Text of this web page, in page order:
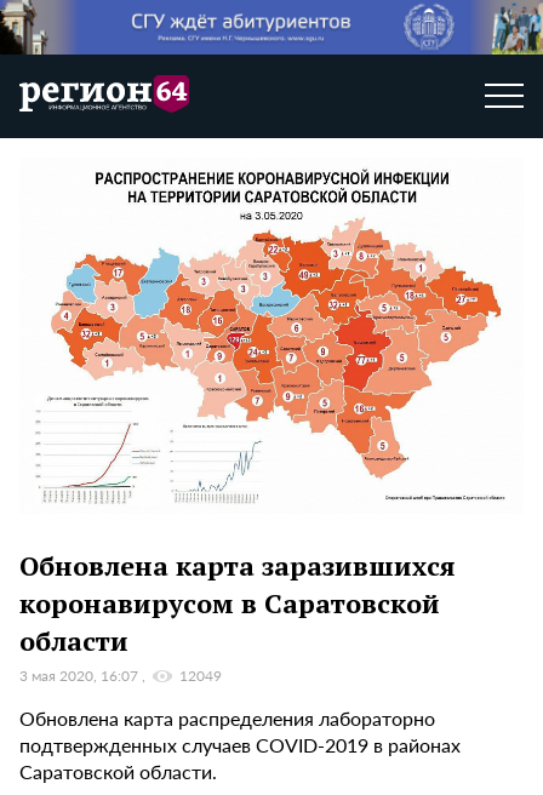
Обновлена карта заразившихся
коронавирусом в Саратовской
области
3 мая 2020, 16:07 12049
Обновлена карта распределения лабораторно
подтвержденных случаев COVID-2019 в районах
Саратовской области.